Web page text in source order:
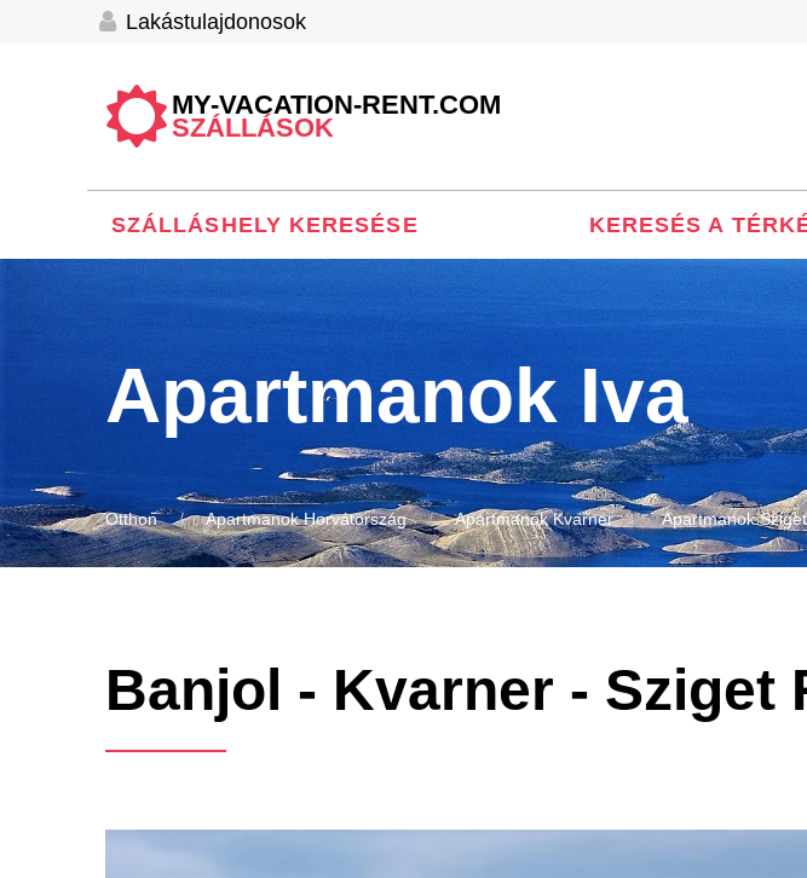
Lakástulajdonosok
MY-VACATION-RENT.COM
SZÁLLÁSOK
SZÁLLÁSHELY KERESÉSE KERESÉS A
Apartmanok Iva
Otthon Apartmanok Horvátország Apartmanok Kvarner Apartmanok
Banjol - Kvarner - Sziget